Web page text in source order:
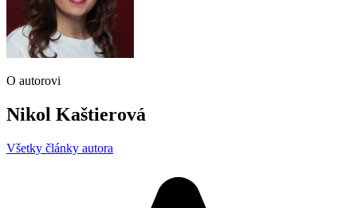
O autorovi
Nikol Kaštierová
Všetky články autora